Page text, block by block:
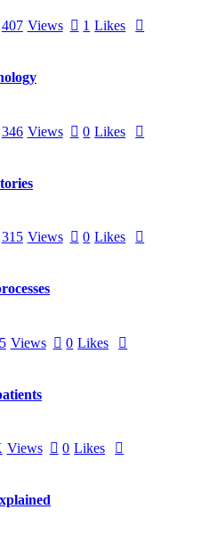
407 Views 1 Likes
346 Views 0 Likes
315 Views 0 Likes
Views 0 Likes
Views 0 Likes